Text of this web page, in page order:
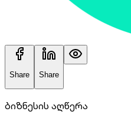
Share Share
ბიზნესის აღწერა